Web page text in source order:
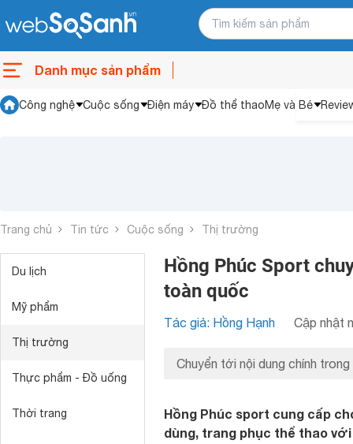
Danh mục sản phẩm
Công nghệ Cuộc sống Điện máy Đồ thể thaoMẹ và Bé
Trang chủ Tin tức Cuộc sống Thị trường
Du lịch
Mỹ phẩm
Thị trường
Thực phẩm - Đồ uống
Thời trang
Hồng Phúc Sport
toàn quốc
Tác giả: Hồng Hạnh Cập nhật
Chuyển tới nội dung chính trong
Hồng Phúc sport cung cấp
dùng, trang phục thể thao